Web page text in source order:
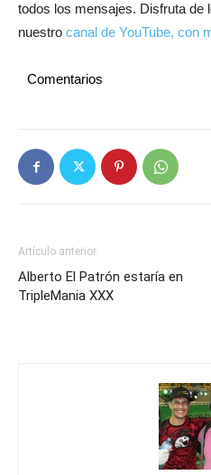
todos los mensajes. Disfruta de
nuestro canal de YouTube, con
Comentarios
Artículo anterior
Alberto El Patrón estaría en
TripleMania XXX